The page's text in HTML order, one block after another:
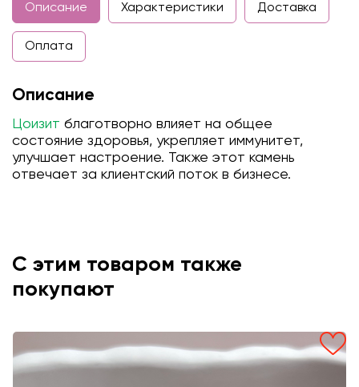
Описание Характеристики Доставка
Оплата
Описание
Цоизит благотворно влияет на общее
состояние здоровья, укрепляет иммунитет,
улучшает настроение. Также этот камень
отвечает за клиентский поток в бизнесе.
С этим товаром также
покупают